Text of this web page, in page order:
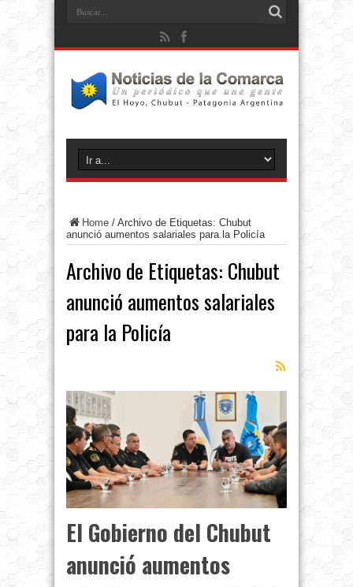
Home / Archivo de Etiquetas: Chubut
anunció aumentos salariales para la Policía
Archivo de Etiquetas: Chubut
anunció aumentos salariales
para la Policía
El Gobierno del Chubut
anunció aumentos